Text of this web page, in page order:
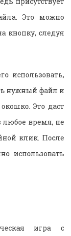
Это можно
кнопку, следуя
использовать,
нужный файл и
Это даст
любое время, не
клик. После
использовать
игра с